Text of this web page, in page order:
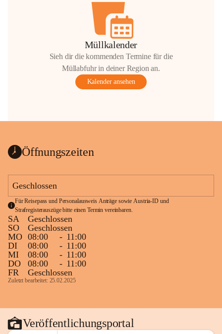
Müllkalender
Sieh dir die kommenden Termine für die
Müllabfuhr in deiner Region an.
Kalender ansehen
Öffnungszeiten
Geschlossen
Für Reisepass und Personalausweis Anträge sowie Austria-ID und
Strafregisterauszüge bitte einen Termin vereinbaren.
SA
Geschlossen
SO
Geschlossen
MO 08:00 - 11:00
DI
08:00 - 11:00
MI
08:00 - 11:00
DO
08:00 - 11:00
FR
Geschlossen
Zuletzt bearbeitet: 25.02.2025
Veröffentlichungsportal